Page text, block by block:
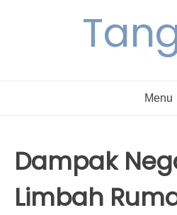
Menu
Dampak
Limbah